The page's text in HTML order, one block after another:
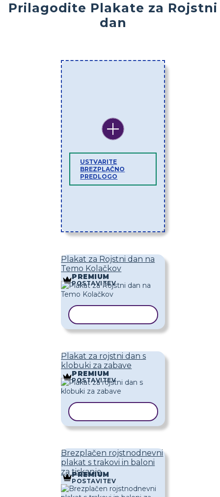
Prilagodite Plakate za Rojstni
dan
USTVARITE
BREZPLAČNO
PREDLOGO
Plakat za Rojstni dan na
Temo Kolačkov
PREMIUM
POSTAVITEV
Plakat za rojstni dan s
klobuki za zabave
PREMIUM
POSTAVITEV
Brezplačen rojstnodnevni
plakat s trakovi in ​​baloni
za tiskanje
PREMIUM
POSTAVITEV